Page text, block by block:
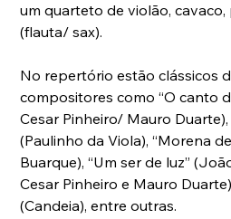
um quarteto de violão,
(flauta/ sax).
No repertório estão clássicos
compositores como “O canto
Cesar Pinheiro/ Mauro Duarte),
(Paulinho da Viola), “Morena
Buarque), “Um ser de luz”
Cesar Pinheiro e Mauro
(Candeia), entre outras.